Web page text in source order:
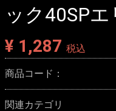
ック40SP
¥ 1,287 税込
商品コード：
関連カテゴリ